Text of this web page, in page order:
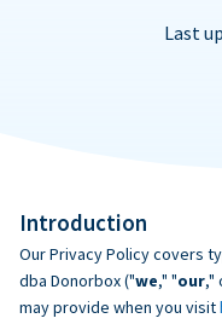
Last
Introduction
Our Privacy Policy covers
dba Donorbox ("we," "our,"
may provide when you visit